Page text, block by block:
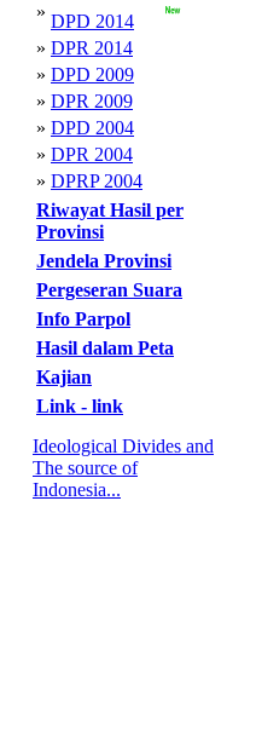
» DPD 2014
» DPR 2014
» DPD 2009
» DPR 2009
» DPD 2004
» DPR 2004
» DPRP 2004
Riwayat Hasil per
Provinsi
Jendela Provinsi
Pergeseran Suara
Info Parpol
Hasil dalam Peta
Kajian
Link - link
Ideological Divides and
The source of
Indonesia...